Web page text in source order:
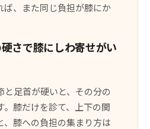
ば、また同じ負担が膝にか
さで膝にしわ寄せがい
と足首が硬いと、その分の
。膝だけを診て、上下の関
、膝への負担の集まり方は